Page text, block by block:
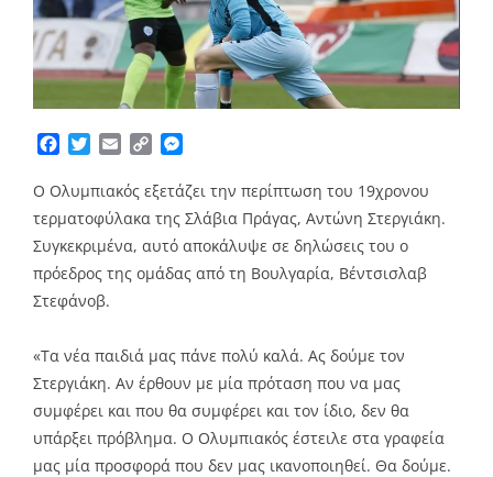
Facebook
TwitterEmailCopy
Ο Ολυμπιακός εξετάζει την περίπτωση του 19χρονου
τερματοφύλακα της Σλάβια Πράγας, Αντώνη Στεργιάκη.
Συγκεκριμένα, αυτό αποκάλυψε σε δηλώσεις του ο
πρόεδρος της ομάδας από τη Βουλγαρία, Βέντσισλαβ
Στεφάνοβ.
«Τα νέα παιδιά μας πάνε πολύ καλά. Ας δούμε τον
Στεργιάκη. Αν έρθουν με μία πρόταση που να μας
συμφέρει και που θα συμφέρει και τον ίδιο, δεν θα
υπάρξει πρόβλημα. Ο Ολυμπιακός έστειλε στα γραφεία
μας μία προσφορά που δεν μας ικανοποιηθεί. Θα δούμε.